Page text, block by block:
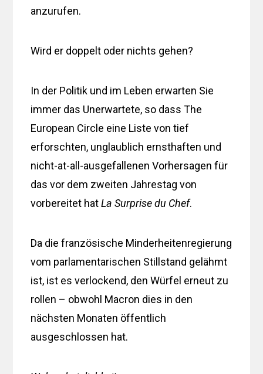
anzurufen.
Wird er doppelt oder nichts gehen?
In der Politik und im Leben erwarten Sie
immer das Unerwartete, so dass The
European Circle eine Liste von tief
erforschten, unglaublich ernsthaften und
nicht-at-all-ausgefallenen Vorhersagen für
das vor dem zweiten Jahrestag von
vorbereitet hatLa Surprise du Chef.
Da die französische Minderheitenregierung
vom parlamentarischen Stillstand gelähmt
ist, ist es verlockend, den Würfel erneut zu
rollen – obwohl Macron dies in den
nächsten Monaten öffentlich
ausgeschlossen hat.